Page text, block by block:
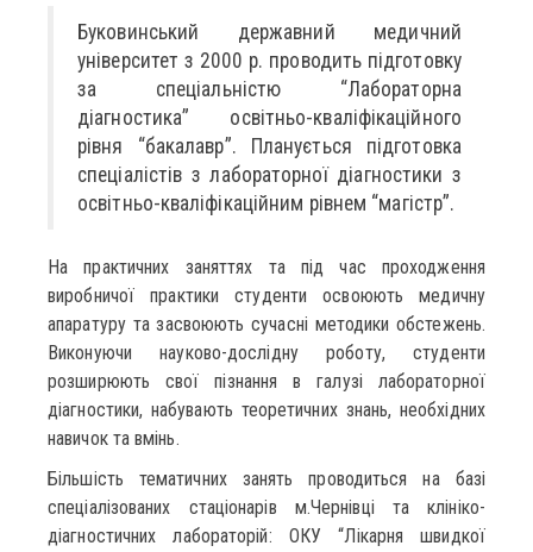
Буковинський державний медичний
університет з 2000 р. проводить підготовку
за спеціальністю “Лабораторна
діагностика” освітньо-кваліфікаційного
рівня “бакалавр”. Планується підготовка
спеціалістів з лабораторної діагностики з
освітньо-кваліфікаційним рівнем “магістр”.
На практичних заняттях та під час проходження
виробничої практики студенти освоюють медичну
апаратуру та засвоюють сучасні методики обстежень.
Виконуючи науково-дослідну роботу, студенти
розширюють свої пізнання в галузі лабораторної
діагностики, набувають теоретичних знань, необхідних
навичок та вмінь.
Більшість тематичних занять проводиться на базі
спеціалізованих стаціонарів м.Чернівці та клініко-
діагностичних лабораторій: ОКУ “Лікарня швидкої